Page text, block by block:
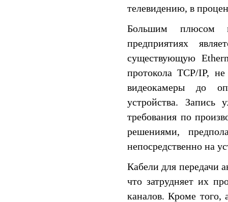
телевидению, в
Большим плюсом
предприятиях
существующую
протокола TCP/IP,
видеокамеры до
устройства. Запись
требования по
решениями,
непосредственно на
Кабели для передачи
что затрудняет их
каналов. Кроме того,